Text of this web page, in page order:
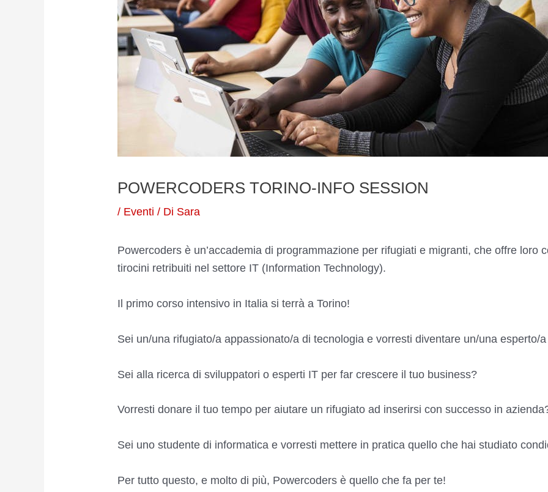
POWERCODERS TORINO-INFO SESSION
/ Eventi / Di Sara
Powercoders è un’accademia di programmazione per rifugiati e migranti, che offre loro
tirocini retribuiti nel settore IT (Information Technology).
Il primo corso intensivo in Italia si terrà a Torino!
Sei un/una rifugiato/a appassionato/a di tecnologia e vorresti diventare un/una esperto/
Sei alla ricerca di sviluppatori o esperti IT per far crescere il tuo business?
Vorresti donare il tuo tempo per aiutare un rifugiato ad inserirsi con successo in
Sei uno studente di informatica e vorresti mettere in pratica quello che hai studiato
Per tutto questo, e molto di più, Powercoders è quello che fa per te!